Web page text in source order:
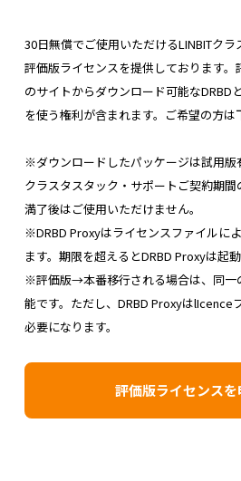
30日無償でご使用いただけるLINBITク
評価版ライセンスを提供しております。
のサイトからダウンロード可能なDRBD
を使う権利が含まれます。ご希望の方は
※ダウンロードしたパッケージは試用版
クラスタスタック・サポートご契約期
満了後はご使用いただけません。
※DRBD Proxyはライセンスファイルに
ます。期限を超えるとDRBD Proxyは起
※評価版→本番移行される場合は、同一
能です。ただし、DRBD ProxyはlIcence
必要になります。
評価版ライセンス